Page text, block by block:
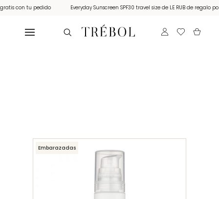
con tu pedido Everyday Sunscreen SPF30 travel size de LE RUB de regalo por
Embarazadas